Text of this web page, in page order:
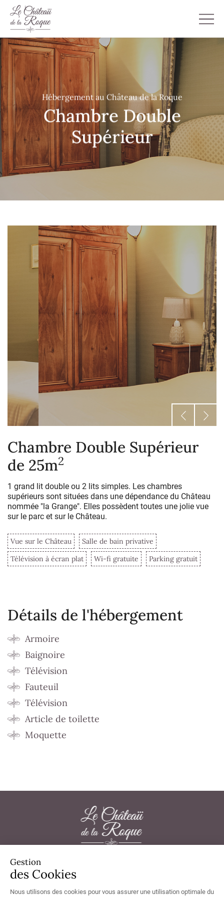
Hébergement au Château de la Roque
Chambre Double
Supérieur
Chambre Double Supérieur
de 25m2
1 grand lit double ou 2 lits simples. Les chambres
supérieurs sont situées dans une dépendance du Château
nommée "la Grange". Elles possèdent toutes une jolie vue
sur le parc et sur le Château.
Vue sur le Château
Salle de bain privative
Télévision à écran plat
Wi-fi gratuite Parking gratuit
Détails de l'hébergement
Armoire
Baignoire
Télévision
Fauteuil
Télévision
Article de toilette
Moquette
Château de la Roque 50180 Thèreval - Tél.
Gestion
des Cookies
Nous utilisons des cookies pour vous assurer une utilisation optimale du